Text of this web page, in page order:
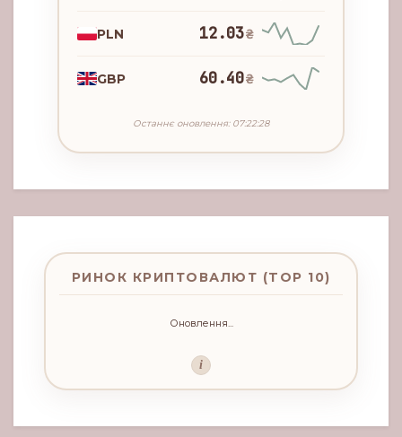
PLN 12.03₴
GBP 60.40₴
Останнє оновлення: 07:22:28
РИНОК КРИПТОВАЛЮТ (TOP 10)
Оновлення...
i